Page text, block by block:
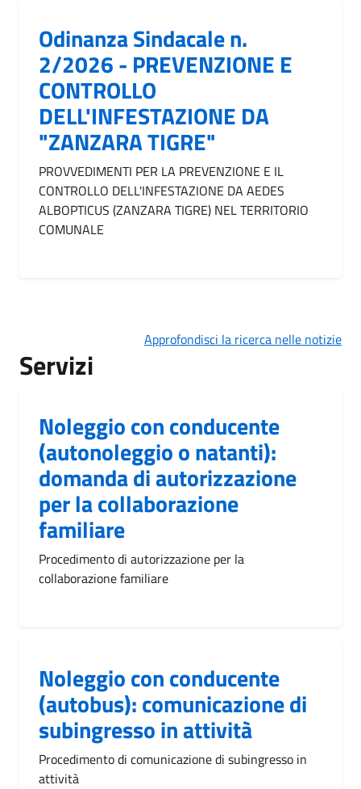
Odinanza Sindacale n.
2/2026 - PREVENZIONE E
CONTROLLO
DELL'INFESTAZIONE DA
"ZANZARA TIGRE"
PROVVEDIMENTI PER LA PREVENZIONE E IL
CONTROLLO DELL'INFESTAZIONE DA AEDES
ALBOPTICUS (ZANZARA TIGRE) NEL TERRITORIO
COMUNALE
Approfondisci la ricerca nelle notizie
Servizi
Noleggio con conducente
(autonoleggio o natanti):
domanda di autorizzazione
per la collaborazione
familiare
Procedimento di autorizzazione per la
collaborazione familiare
Noleggio con conducente
(autobus): comunicazione di
subingresso in attività
Procedimento di comunicazione di subingresso in
attività